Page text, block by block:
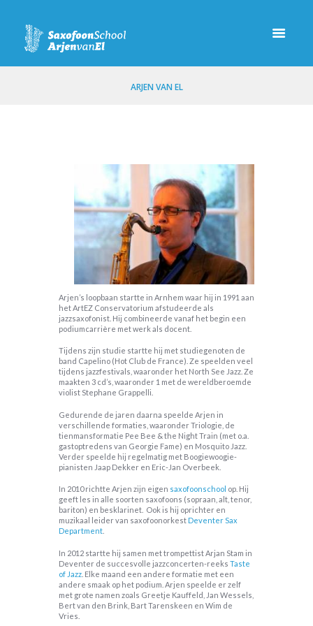
ARJEN VAN EL
Arjen’s loopbaan startte in Arnhem waar hij in 1991 aan
het ArtEZ Conservatorium afstudeerde als
jazzsaxofonist. Hij combineerde vanaf het begin een
podiumcarrière met werk als docent.
Tijdens zijn studie startte hij met studiegenoten de
band Capelino (Hot Club de France). Ze speelden veel
tijdens jazzfestivals, waaronder het North See Jazz. Ze
maakten 3 cd’s, waaronder 1 met de wereldberoemde
violist Stephane Grappelli.
Gedurende de jaren daarna speelde Arjen in
verschillende formaties, waaronder Triologie, de
tienmansformatie Pee Bee & the Night Train (met o.a.
gastoptredens van Georgie Fame) en Mosquito Jazz.
Verder speelde hij regelmatig met Boogiewoogie-
pianisten Jaap Dekker en Eric-Jan Overbeek.
In 2010 richtte Arjen zijn eigen saxofoonschool op. Hij
geeft les in alle soorten saxofoons (sopraan, alt, tenor,
bariton) en besklarinet. Ook is hij oprichter en
muzikaal leider van saxofoonorkest Deventer Sax
Department
In 2012 startte hij samen met trompettist Arjan Stam in
Deventer de succesvolle jazzconcerten-reeks Taste
of Jazz . Elke maand een andere formatie met een
andere smaak op het podium. Arjen speelde er zelf
met grote namen zoals Greetje Kauffeld, Jan Wessels,
Bert van den Brink, Bart Tarenskeen en Wim de
Vries.